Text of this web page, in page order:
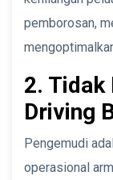
pemborosan,
2. Tidak
Driving
Pengemudi
operasional